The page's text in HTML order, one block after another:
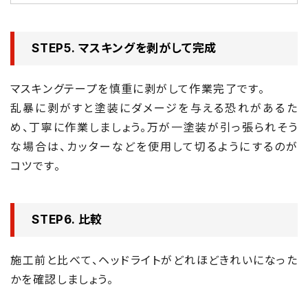
STEP5. マスキングを剥がして完成
マスキングテープを慎重に剥がして作業完了です。
乱暴に剥がすと塗装にダメージを与える恐れがあるた
め、丁寧に作業しましょう。万が一塗装が引っ張られそう
な場合は、カッターなどを使用して切るようにするのが
コツです。
STEP6. 比較
施工前と比べて、ヘッドライトがどれほどきれいになった
かを確認しましょう。